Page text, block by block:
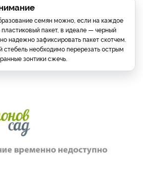
семян можно, если на каждое
пакет, в идеале — черный
надежно зафиксировать пакет скотчем.
стебель необходимо перерезать острым
зонтики сжечь.